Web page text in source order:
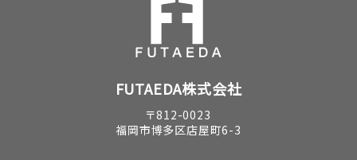
FUTAEDA株式会社
〒812-0023
福岡市博多区店屋町6-3